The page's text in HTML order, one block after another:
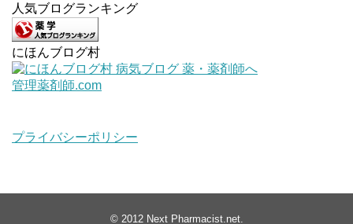
人気ブログランキング
にほんブログ村
管理薬剤師.com
プライバシーポリシー
© 2012 Next Pharmacist.net.